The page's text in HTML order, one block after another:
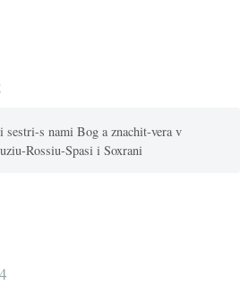
s nami Bog a znachit-vera v
Rossiu-Spasi i Soxrani